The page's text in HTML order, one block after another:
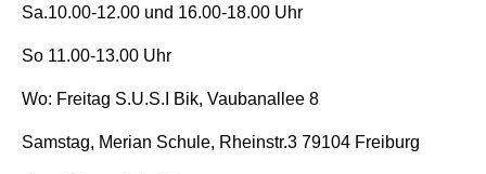
Sa.10.00-12.00 und 16.00-18.00 Uhr
So 11.00-13.00 Uhr
Wo: Freitag S.U.S.I Bik, Vaubanallee 8
Samstag, Merian Schule, Rheinstr.3 79104 Freiburg